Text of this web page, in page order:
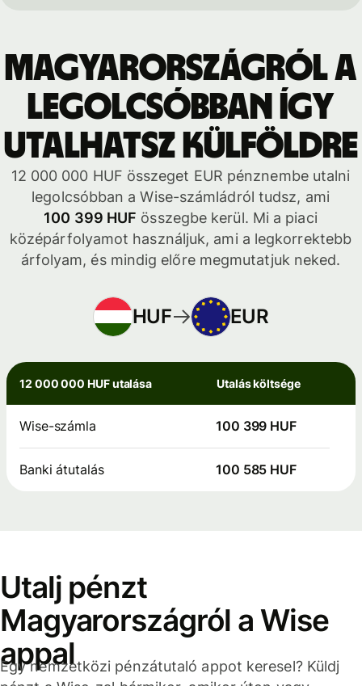
Magyarországról a
legolcsóbban így
utalhatsz külföldre
12 000 000 HUF összeget EUR pénznembe utalni
legolcsóbban a Wise-számládról tudsz, ami
100 399 HUF összegbe kerül. Mi a piaci
középárfolyamot használjuk, ami a legkorrektebb
árfolyam, és mindig előre megmutatjuk neked.
HUF EUR
12 000 000 HUF utalása Utalás költsége
Wise-számla 100 399 HUF
Banki átutalás 100 585 HUF
Utalj pénzt
Magyarországról a Wise
appal
Egy nemzetközi pénzátutaló appot keresel? Küldj